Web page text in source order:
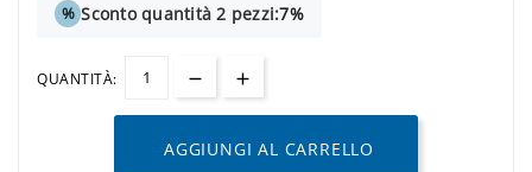
% Sconto quantità 2 pezzi:7%
QUANTITÀ:
AGGIUNGI AL CARRELLO